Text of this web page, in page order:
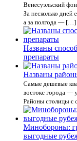
Венесуэльский
За несколько дней
а за полгода — […]
Названы
препараты
Названы
Самые дешевые
востоке города —
Районы столицы с
Минобороны:
выгодные